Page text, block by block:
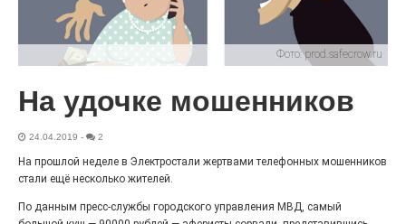
«Районы-кварталы»
путешествуют по городу
Фото:prod.safecrow.ru
На удочке мошенников
24.04.2019 - 2
На прошлой неделе в Электростали жертвами телефонных мошенников
стали ещё несколько жителей.
По данным пресс-службы городского управления МВД, самый